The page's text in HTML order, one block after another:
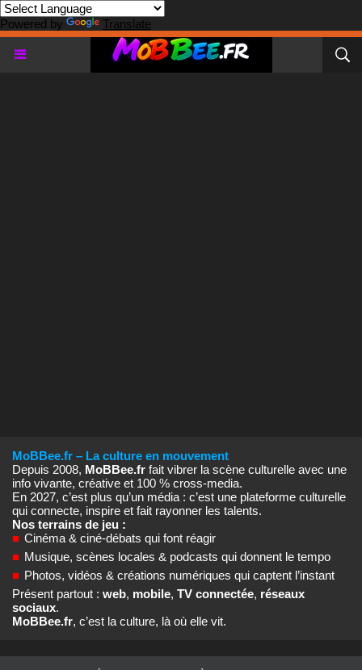
Powered by Translate
MoBBee.fr – La culture en mouvement
Depuis 2008, MoBBee.fr fait vibrer la scène culturelle avec une
info vivante, créative et 100 % cross‑media.
En 2027, c’est plus qu’un média : c’est une plateforme culturelle
qui connecte, inspire et fait rayonner les talents.
Nos terrains de jeu :
■ Cinéma & ciné‑débats qui font réagir
■ Musique, scènes locales & podcasts qui donnent le tempo
■ Photos, vidéos & créations numériques qui captent l’instant
Présent partout : web, mobile, TV connectée, réseaux
sociaux.
MoBBee.fr, c’est la culture, là où elle vit.